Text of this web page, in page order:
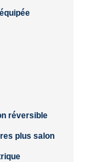
réversible
plus salon